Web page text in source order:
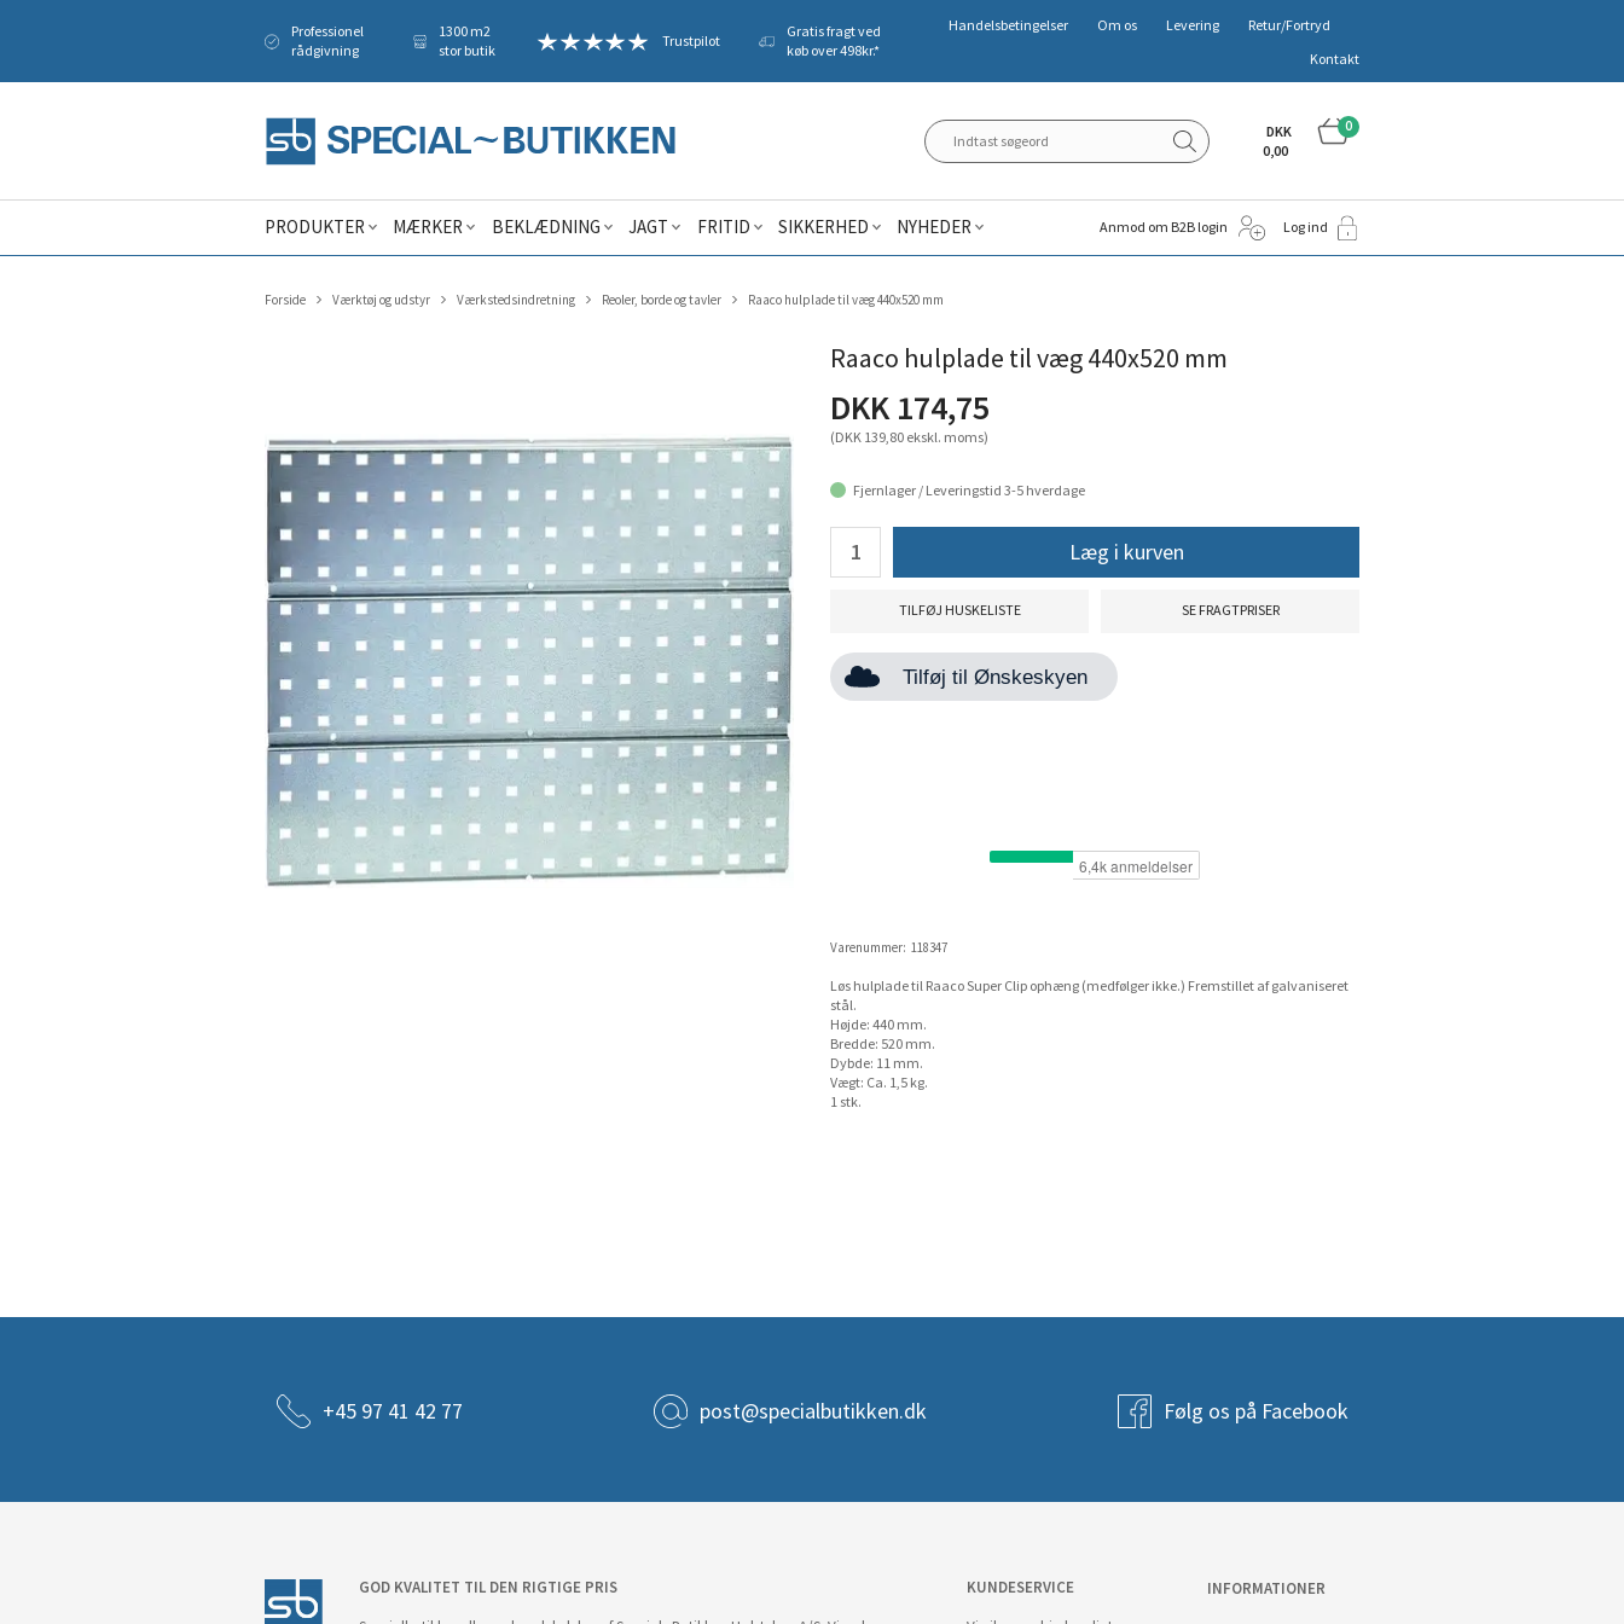
Professionel
rådgivning
1300 m2
stor butik
Trustpilot
Gratis fragt ved
køb over 498kr.*
Handelsbetingelser Om os Levering
Retur/Fortryd
Kontakt
0
DKK
0,00
PRODUKTER MÆRKER BEKLÆDNING JAGT FRITID SIKKERHED NYHEDER Anmod om B2B login Log ind
Forside Værktøj og udstyr Værkstedsindretning Reoler, borde og tavler Raaco hulplade til væg 440x520 mm
Raaco hulplade til væg 440x520 mm
DKK 174,75
(DKK 139,80 ekskl. moms)
Fjernlager / Leveringstid 3-5 hverdage
Læg i kurven
TILFØJ HUSKELISTE SE FRAGTPRISER
Tilføj til Ønskeskyen
Varenummer: 118347
Løs hulplade til Raaco Super Clip ophæng (medfølger ikke.) Fremstillet af galvaniseret
stål.
Højde: 440 mm.
Bredde: 520 mm.
Dybde: 11 mm.
Vægt: Ca. 1,5 kg.
1 stk.
+45 97 41 42 77 post@specialbutikken.dk Følg os på Facebook
GOD KVALITET TIL DEN RIGTIGE PRIS
KUNDESERVICE
INFORMATIONER